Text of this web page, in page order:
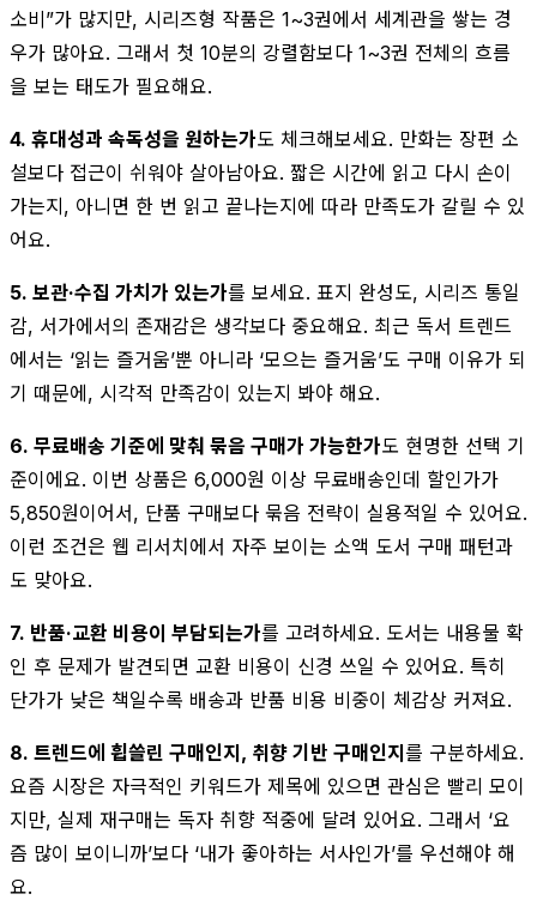
소비”가 많지만, 시리즈형 작품은 1~3권에서 세계관을 쌓는 경
우가 많아요. 그래서 첫 10분의 강렬함보다 1~3권 전체의 흐름
을 보는 태도가 필요해요.
4. 휴대성과 속독성을 원하는가도 체크해보세요. 만화는 장편 소
설보다 접근이 쉬워야 살아남아요. 짧은 시간에 읽고 다시 손이
가는지, 아니면 한 번 읽고 끝나는지에 따라 만족도가 갈릴 수 있
어요.
5. 보관·수집 가치가 있는가를 보세요. 표지 완성도, 시리즈 통일
감, 서가에서의 존재감은 생각보다 중요해요. 최근 독서 트렌드
에서는 ‘읽는 즐거움’뿐 아니라 ‘모으는 즐거움’도 구매 이유가 되
기 때문에, 시각적 만족감이 있는지 봐야 해요.
6. 무료배송 기준에 맞춰 묶음 구매가 가능한가도 현명한 선택 기
준이에요. 이번 상품은 6,000원 이상 무료배송인데 할인가가
5,850원이어서, 단품 구매보다 묶음 전략이 실용적일 수 있어요.
이런 조건은 웹 리서치에서 자주 보이는 소액 도서 구매 패턴과
도 맞아요.
7. 반품·교환 비용이 부담되는가를 고려하세요. 도서는 내용물 확
인 후 문제가 발견되면 교환 비용이 신경 쓰일 수 있어요. 특히
단가가 낮은 책일수록 배송과 반품 비용 비중이 체감상 커져요.
8. 트렌드에 휩쓸린 구매인지, 취향 기반 구매인지를 구분하세요.
요즘 시장은 자극적인 키워드가 제목에 있으면 관심은 빨리 모이
지만, 실제 재구매는 독자 취향 적중에 달려 있어요. 그래서 ‘요
즘 많이 보이니까’보다 ‘내가 좋아하는 서사인가’를 우선해야 해
요.